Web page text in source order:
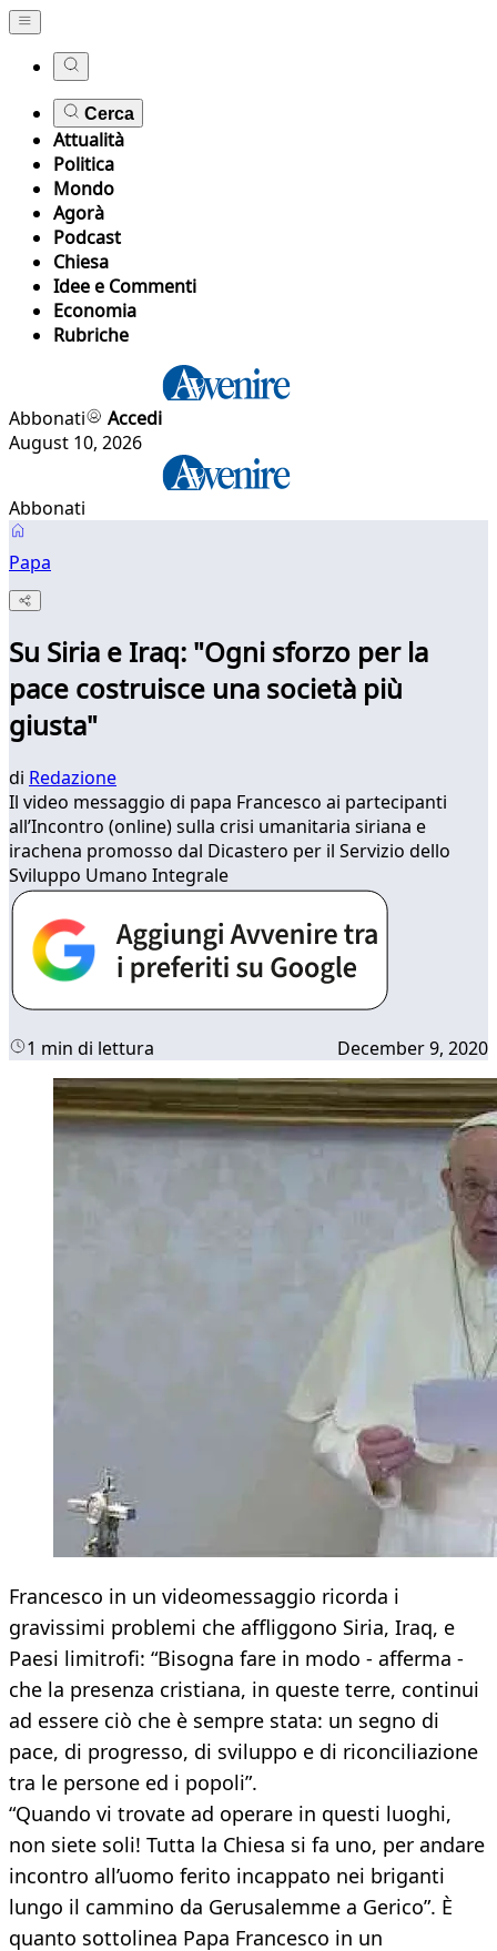
Cerca
Attualità
Politica
Mondo
Agorà
Podcast
Chiesa
Idee e Commenti
Economia
Rubriche
Abbonati
Accedi
August 10, 2026
Abbonati
Papa
Su Siria e Iraq: "Ogni sforzo per la
pace costruisce una società più
giusta"
di Redazione
Il video messaggio di papa Francesco ai partecipanti
all’Incontro (online) sulla crisi umanitaria siriana e
irachena promosso dal Dicastero per il Servizio dello
Sviluppo Umano Integrale
1 min di lettura December 9, 2020
Francesco in un videomessaggio ricorda i
gravissimi problemi che affliggono Siria, Iraq, e
Paesi limitrofi: “Bisogna fare in modo - afferma -
che la presenza cristiana, in queste terre, continui
ad essere ciò che è sempre stata: un segno di
pace, di progresso, di sviluppo e di riconciliazione
tra le persone ed i popoli”.
“Quando vi trovate ad operare in questi luoghi,
non siete soli! Tutta la Chiesa si fa uno, per andare
incontro all’uomo ferito incappato nei briganti
lungo il cammino da Gerusalemme a Gerico”. È
quanto sottolinea Papa Francesco in un